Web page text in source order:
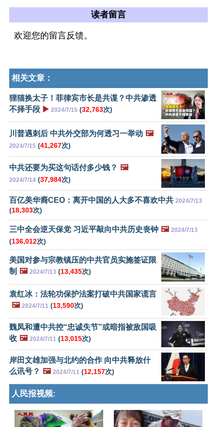
读者留言
欢迎您的留言反馈。
相关文章：
狸猫换太子！菲律宾市长是共谍？中共渗透
不择手段 ▶️ 2024/7/15 (32,763次)
川普遇刺后 中共外交部为何透习一举动 🖼️
2024/7/15 (41,267次)
中共还要为买这句话付多少钱？ 🖼️
2024/7/14 (37,984次)
百亿美华裔CEO：离开中国的人大多不喜欢中共 2024/7/13
(18,303次)
三中全会逆天保党 习近平敲向中共历史丧钟 🖼️ 2024/7/13
(136,012次)
美国对参与宗教镇压的中共官员实施签证限
制 🖼️ 2024/7/13 (13,435次)
袁红冰：法轮功保护法案打破中共国家谎言
🖼️ 2024/7/11 (13,590次)
魏凤和遭中共控“忠诚失节”或暗指被敌国吸
收 🖼️ 2024/7/11 (13,015次)
岸田文雄加强与北约的合作 向中共释放什
么讯号？ 🖼️ 2024/7/11 (12,157次)
人民报视频: